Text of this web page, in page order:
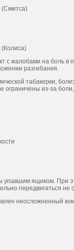
(Смитса)
(Колиса)
с жалобами на боль
разгибания.
табакерки,
ограничены из-за
ящиком. При
передвигаться не
неосложненный